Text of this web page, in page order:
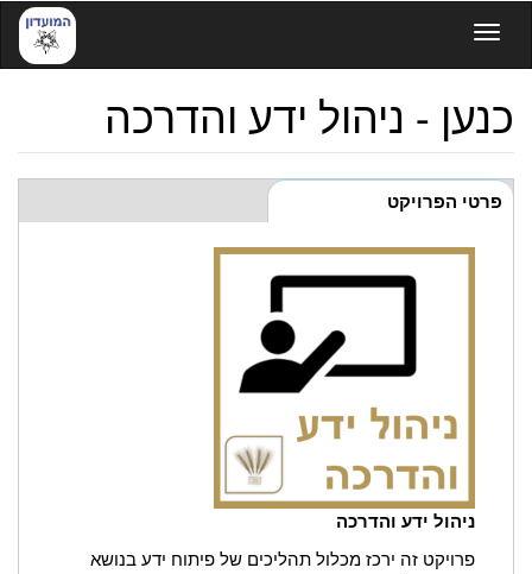
לתוכן
העיקרי
Toggle navigation
כנען - ניהול ידע והדרכה
Tabs
פרטי הפרויקט
ניהול ידע והדרכה
פרויקט זה ירכז מכלול תהליכים של פיתוח ידע בנושא